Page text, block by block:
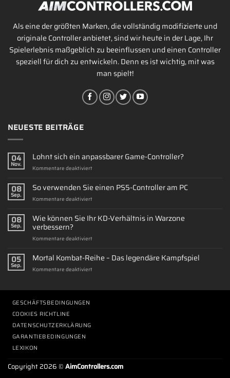
Als eine der größten Marken, die vollständig modifizierte und
originale Controller anbietet, sind wir heute in der Lage, Ihr
Spielerlebnis maßgeblich zu beeinflussen und einen Controller
speziell für dich zu entwickeln. Denn es ist wichtig, mit was
man spielt!
NEUESTE BEITRÄGE
04
Nov.
Lohnt sich ein anpassbarer Game-Controller?
Kommentare deaktiviertfür
sich
ein
anpassbarer
Controller?
08
Sep.
So verwenden Sie einen PS5-Controller am PC
Kommentare deaktiviertfür
verwenden
Sie
PS5-
am
08
Sep.
Wie können Sie Ihr KD-Verhältnis in Warzone
verbessern?
Kommentare deaktiviertfür
können
Sie
Ihr
05
Sep.
Mortal Kombat-Reihe – Das legendäre Kampfspiel
Kommentare deaktiviertfür
GESCHÄFTSBEDINGUNGEN
COOKIES RICHTLINE
DATENSCHUTZERKLÄRUNG
GARANTIEBEDINGUNGEN
LEXIKON
Copyright 2026 ©AimControllers.com